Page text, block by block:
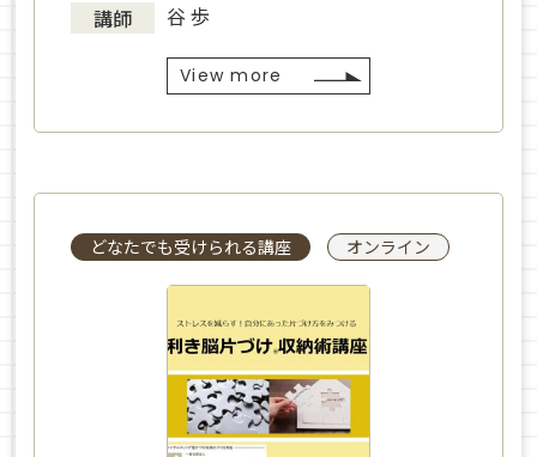
講師
谷 歩
View more
どなたでも受けられる講座 オンライン